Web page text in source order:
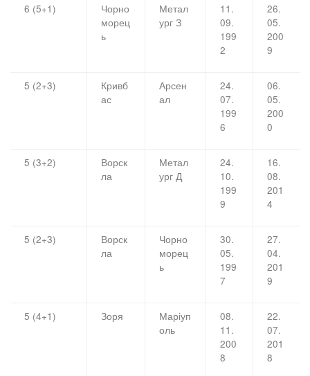
6 (5+1)
Чорно
морец
ь
Метал
ург З
11.
09.
199
2
26.
05.
200
9
5 (2+3)
Кривб
ас
Арсен
ал
24.
07.
199
6
06.
05.
200
0
5 (3+2)
Ворск
ла
Метал
ург Д
24.
10.
199
9
16.
08.
201
4
5 (2+3)
Ворск
ла
Чорно
морец
ь
30.
05.
199
7
27.
04.
201
9
5 (4+1) Зоря
Маріуп
оль
08.
11.
200
8
22.
07.
201
8